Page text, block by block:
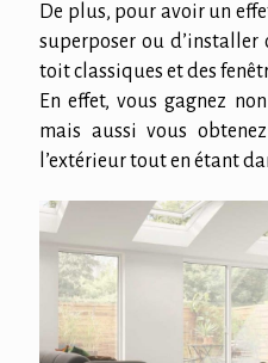
De plus, pour avoir un
superposer ou d’installer
toit classiques et des
En effet, vous gagnez
mais aussi vous
l’extérieur tout en étant